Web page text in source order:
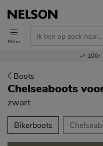
Menu
Voor 23.00u
Gratis
100+
Boots
Chelseaboots
zwart
over
Bikerboots